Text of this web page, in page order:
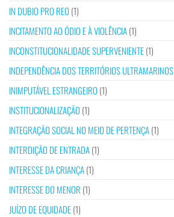
IN DUBIO PRO REO (1)
INCITAMENTO AO ÓDIO E À VIOLÊNCIA(1)
INCONSTITUCIONALIDADE SUPERVENIENTE(1)
INDEPENDÊNCIA DOS TERRITÓRIOS ULTRAMARINOS
INIMPUTÁVEL ESTRANGEIRO (1)
INSTITUCIONALIZAÇÃO (1)
INTEGRAÇÃO SOCIAL NO MEIO DE PERTENÇA(1)
INTERDIÇÃO DE ENTRADA(1)
INTERESSE DA CRIANÇA(1)
INTERESSE DO MENOR (1)
JUÍZO DE EQUIDADE(1)